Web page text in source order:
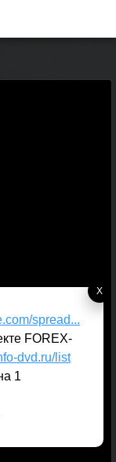
X
spread...
FOREX-
dvd.ru/list
1